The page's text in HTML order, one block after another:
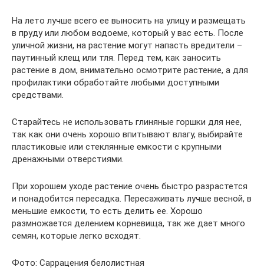
На лето лучше всего ее выносить на улицу и размещать
в пруду или любом водоеме, который у вас есть. После
уличной жизни, на растение могут напасть вредители –
паутинный клещ или тля. Перед тем, как заносить
растение в дом, внимательно осмотрите растение, а для
профилактики обработайте любыми доступными
средствами.
Старайтесь не использовать глиняные горшки для нее,
так как они очень хорошо впитывают влагу, выбирайте
пластиковые или стеклянные емкости с крупными
дренажными отверстиями.
При хорошем уходе растение очень быстро разрастется
и понадобится пересадка. Пересаживать лучше весной, в
меньшие емкости, то есть делить ее. Хорошо
размножается делением корневища, так же дает много
семян, которые легко всходят.
Фото: Саррацения белолистная